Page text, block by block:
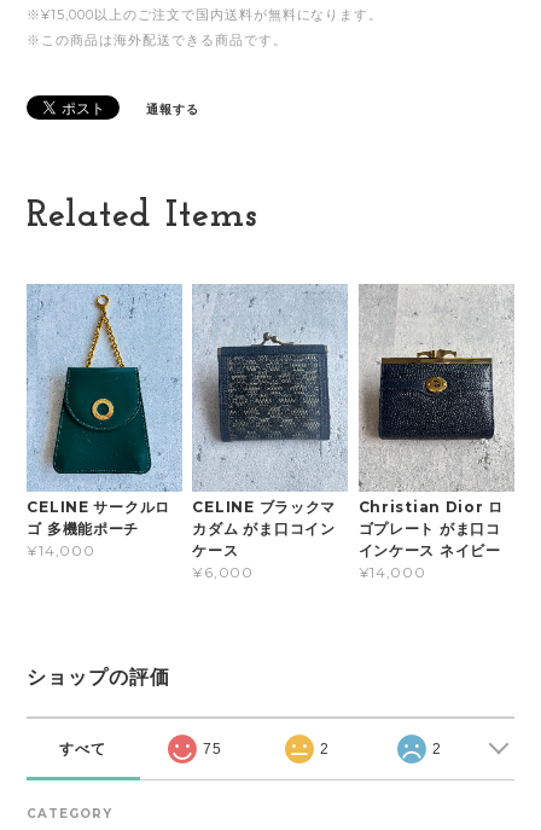
※¥15,000以上のご注文で国内送料が無料になります。
※この商品は海外配送できる商品です。
通報する
Related Items
CELINE サークルロ
ゴ 多機能ポーチ
¥14,000
CELINE ブラックマ
カダム がま口コイン
ケース
¥6,000
Christian Dior ロ
ゴプレート がま口コ
インケース ネイビー
¥14,000
ショップの評価
すべて 75 2 2
CATEGORY